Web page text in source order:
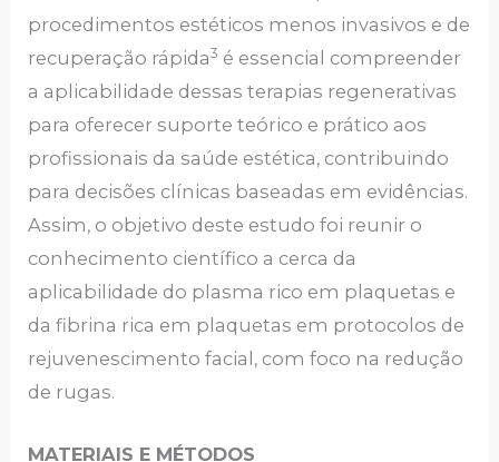
procedimentos estéticos menos invasivos e de
recuperação rápida3 é essencial compreender
a aplicabilidade dessas terapias regenerativas
para oferecer suporte teórico e prático aos
profissionais da saúde estética, contribuindo
para decisões clínicas baseadas em evidências.
Assim, o objetivo deste estudo foi reunir o
conhecimento científico a cerca da
aplicabilidade do plasma rico em plaquetas e
da fibrina rica em plaquetas em protocolos de
rejuvenescimento facial, com foco na redução
de rugas.
MATERIAIS E MÉTODOS